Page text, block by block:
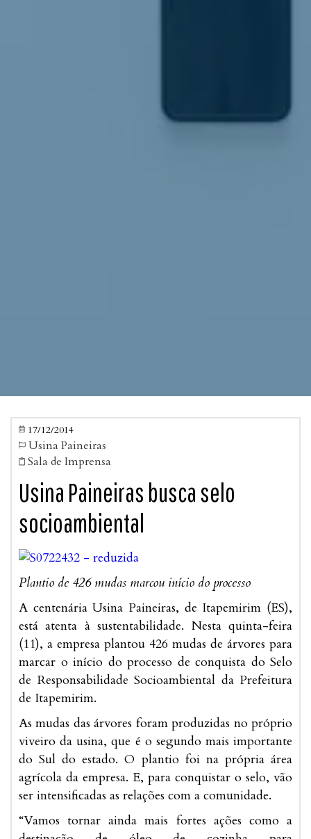
 17/12/2014
 Usina Paineiras
 Sala de Imprensa
Usina Paineiras busca selo
socioambiental
Plantio de 426 mudas marcou início do processo
A centenária Usina Paineiras, de Itapemirim (ES),
está atenta à sustentabilidade. Nesta quinta-feira
(11), a empresa plantou 426 mudas de árvores para
marcar o início do processo de conquista do Selo
de Responsabilidade Socioambiental da Prefeitura
de Itapemirim.
As mudas das árvores foram produzidas no próprio
viveiro da usina, que é o segundo mais importante
do Sul do estado. O plantio foi na própria área
agrícola da empresa. E, para conquistar o selo, vão
ser intensificadas as relações com a comunidade.
“Vamos tornar ainda mais fortes ações como a